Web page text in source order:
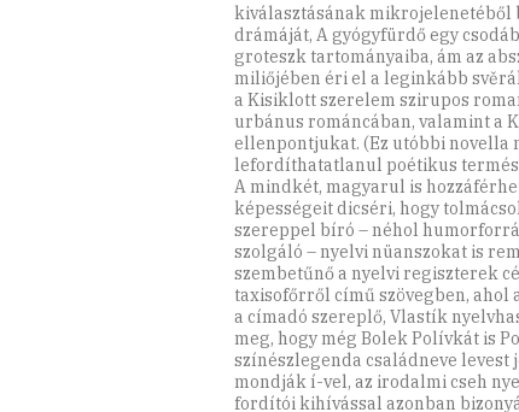
kiválasztásának
drámáját, A gyógyfürdő egy
groteszk tartományaiba, ám az
miliőjében éri el a leginkább
a Kisiklott szerelem szirupos
urbánus románcában, valamint a
ellenpontjukat. (Ez utóbbi novella
lefordíthatatlanul poétikus
A mindkét, magyarul is
képességeit dicséri, hogy
szereppel bíró – néhol
szolgáló – nyelvi nüanszokat is
szembetűnő a nyelvi regiszterek
taxisofőrről című szövegben,
a címadó szereplő, Vlastík
meg, hogy még Bolek Polívkát is
színészlegenda családneve
mondják í-vel, az irodalmi cseh
fordítói kihívással azonban